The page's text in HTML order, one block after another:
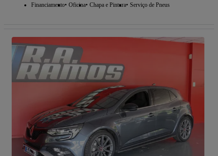
Financiamento Oficina Chapa e Pintura Serviço de Pneus